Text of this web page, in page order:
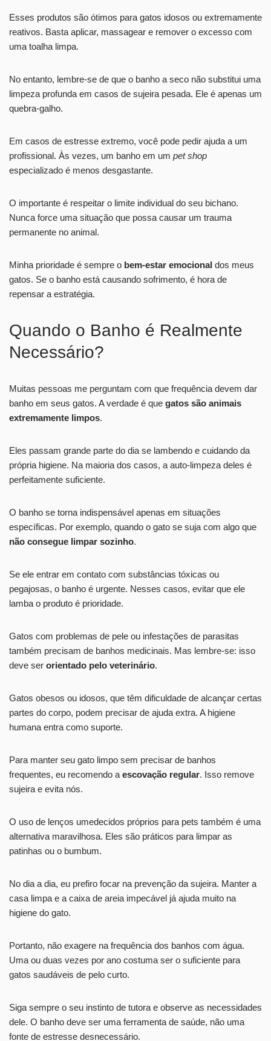
Esses produtos são ótimos para gatos idosos ou extremamente
reativos. Basta aplicar, massagear e remover o excesso com
uma toalha limpa.
No entanto, lembre-se de que o banho a seco não substitui uma
limpeza profunda em casos de sujeira pesada. Ele é apenas um
quebra-galho.
Em casos de estresse extremo, você pode pedir ajuda a um
profissional. Às vezes, um banho em um pet shop
especializado é menos desgastante.
O importante é respeitar o limite individual do seu bichano.
Nunca force uma situação que possa causar um trauma
permanente no animal.
Minha prioridade é sempre o bem-estar emocional dos meus
gatos. Se o banho está causando sofrimento, é hora de
repensar a estratégia.
Quando o Banho é Realmente
Necessário?
Muitas pessoas me perguntam com que frequência devem dar
banho em seus gatos. A verdade é que gatos são animais
extremamente limpos.
Eles passam grande parte do dia se lambendo e cuidando da
própria higiene. Na maioria dos casos, a auto-limpeza deles é
perfeitamente suficiente.
O banho se torna indispensável apenas em situações
específicas. Por exemplo, quando o gato se suja com algo que
não consegue limpar sozinho.
Se ele entrar em contato com substâncias tóxicas ou
pegajosas, o banho é urgente. Nesses casos, evitar que ele
lamba o produto é prioridade.
Gatos com problemas de pele ou infestações de parasitas
também precisam de banhos medicinais. Mas lembre-se: isso
deve ser orientado pelo veterinário.
Gatos obesos ou idosos, que têm dificuldade de alcançar certas
partes do corpo, podem precisar de ajuda extra. A higiene
humana entra como suporte.
Para manter seu gato limpo sem precisar de banhos
frequentes, eu recomendo a escovação regular. Isso remove
sujeira e evita nós.
O uso de lenços umedecidos próprios para pets também é uma
alternativa maravilhosa. Eles são práticos para limpar as
patinhas ou o bumbum.
No dia a dia, eu prefiro focar na prevenção da sujeira. Manter a
casa limpa e a caixa de areia impecável já ajuda muito na
higiene do gato.
Portanto, não exagere na frequência dos banhos com água.
Uma ou duas vezes por ano costuma ser o suficiente para
gatos saudáveis de pelo curto.
Siga sempre o seu instinto de tutora e observe as necessidades
dele. O banho deve ser uma ferramenta de saúde, não uma
fonte de estresse desnecessário.